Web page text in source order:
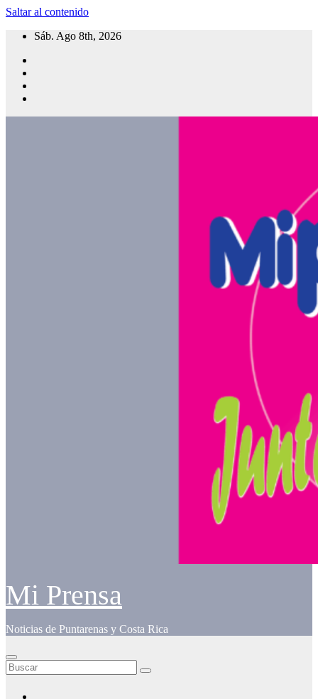
Saltar al contenido
Sáb. Ago 8th, 2026
Mi Prensa
Noticias de Puntarenas y Costa Rica